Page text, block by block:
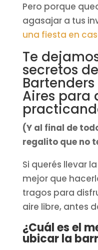
Pero porque
agasajar a tus
una fiesta en
Te
secretos
Aires para
(Y al final de
regalito que no
Si querés llevar
mejor que
tragos para
aire libre, antes
¿Cuál es el
ubicar la